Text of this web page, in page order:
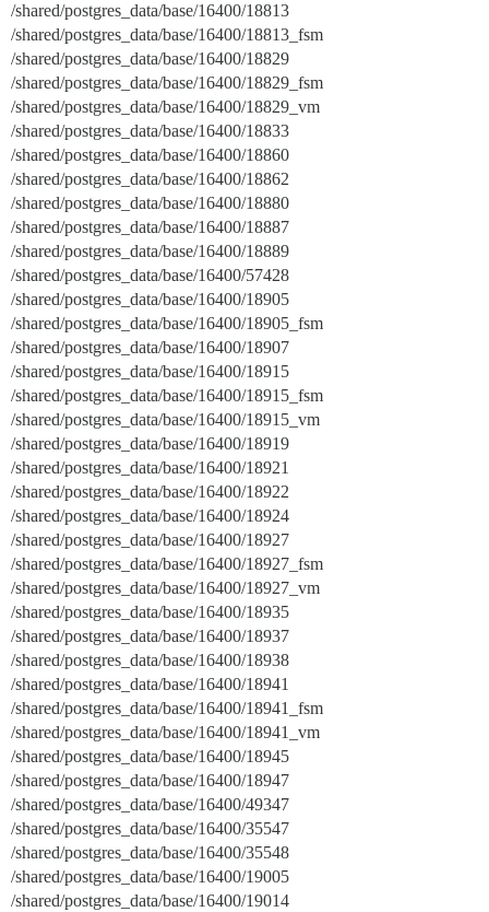
/shared/postgres_data/base/16400/18813
/shared/postgres_data/base/16400/18813_fsm
/shared/postgres_data/base/16400/18829
/shared/postgres_data/base/16400/18829_fsm
/shared/postgres_data/base/16400/18829_vm
/shared/postgres_data/base/16400/18833
/shared/postgres_data/base/16400/18860
/shared/postgres_data/base/16400/18862
/shared/postgres_data/base/16400/18880
/shared/postgres_data/base/16400/18887
/shared/postgres_data/base/16400/18889
/shared/postgres_data/base/16400/57428
/shared/postgres_data/base/16400/18905
/shared/postgres_data/base/16400/18905_fsm
/shared/postgres_data/base/16400/18907
/shared/postgres_data/base/16400/18915
/shared/postgres_data/base/16400/18915_fsm
/shared/postgres_data/base/16400/18915_vm
/shared/postgres_data/base/16400/18919
/shared/postgres_data/base/16400/18921
/shared/postgres_data/base/16400/18922
/shared/postgres_data/base/16400/18924
/shared/postgres_data/base/16400/18927
/shared/postgres_data/base/16400/18927_fsm
/shared/postgres_data/base/16400/18927_vm
/shared/postgres_data/base/16400/18935
/shared/postgres_data/base/16400/18937
/shared/postgres_data/base/16400/18938
/shared/postgres_data/base/16400/18941
/shared/postgres_data/base/16400/18941_fsm
/shared/postgres_data/base/16400/18941_vm
/shared/postgres_data/base/16400/18945
/shared/postgres_data/base/16400/18947
/shared/postgres_data/base/16400/49347
/shared/postgres_data/base/16400/35547
/shared/postgres_data/base/16400/35548
/shared/postgres_data/base/16400/19005
/shared/postgres_data/base/16400/19014